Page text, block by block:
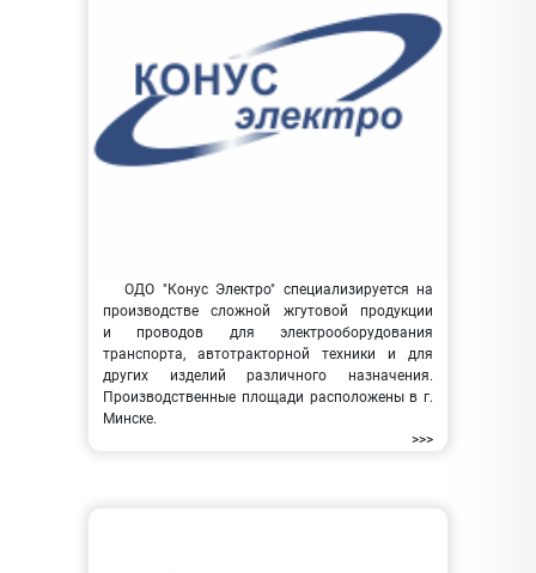
ОДО "Конус Электро" специализируется на
производстве сложной жгутовой продукции
и проводов для электрооборудования
транспорта, автотракторной техники и для
других изделий различного назначения.
Производственные площади расположены в г.
Минске.
>>>